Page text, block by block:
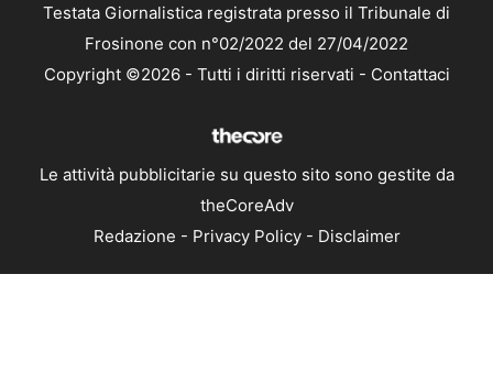
Testata Giornalistica registrata presso il Tribunale di
Frosinone con n°02/2022 del 27/04/2022
Copyright ©2026 - Tutti i diritti riservati - Contattaci
Le attività pubblicitarie su questo sito sono gestite da
theCoreAdv
Redazione - Privacy Policy- Disclaimer